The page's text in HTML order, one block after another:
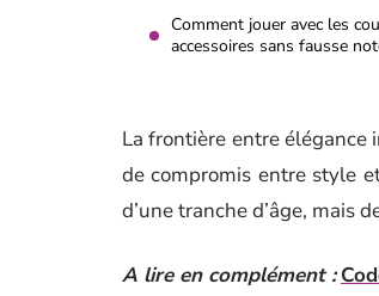
Comment jouer avec les
accessoires sans fausse
La frontière entre élégance
de compromis entre style
d’une tranche d’âge, mais
A lire en complément :